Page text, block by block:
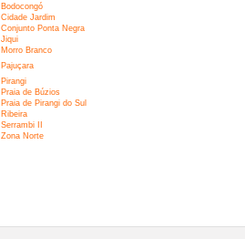
Bodocongó
Cidade Jardim
Conjunto Ponta Negra
Jiqui
Morro Branco
Pajuçara
Pirangi
Praia de Búzios
Praia de Pirangi do Sul
Ribeira
Serrambi II
Zona Norte